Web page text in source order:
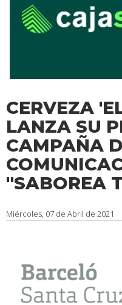
CERVEZA
LANZA SU
CAMPAÑA
''SABOREA
Miércoles, 07 de Abril de 2021